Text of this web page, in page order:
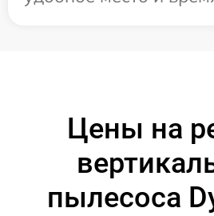
Цены на
пылесоса